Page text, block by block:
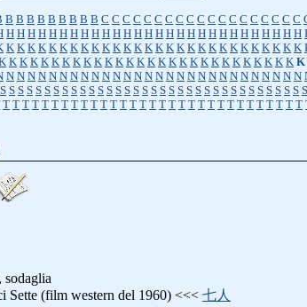
B B B B B B B B B C C C C C C C C C C C C C C C C C C C
H H H H H H H H H H H H H H H H H H H H H H H H H H H H
K K K K K K K K K K K K K K K K K K K K K K K K K K K K
K K K K K K K K K K K K K K K K K K K K K K K K K K K K
N N N N N N N N N N N N N N N N N N N N N N N N N N N N
S S S S S S S S S S S S S S S S S S S S S S S S S S S S S S S S S S S
T T T T T T T T T T T T T T T T T T T T T T T T T T T T T T T
sodaglia
Sette (film western del 1960) <<< 七人